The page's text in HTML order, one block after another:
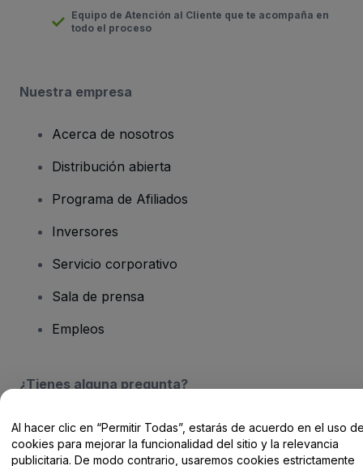
Equipo de Atención al Cliente que te acompaña en
todo el proceso
Nuestra empresa
Acerca de nosotros
Distribución abierta
Programa de Afiliados
Inversores
Servicio corporativo
Sala de prensa
Empleos
¿Tienes alguna pregunta?
Centro de Ayuda / Contacto
Al hacer clic en “Permitir Todas”, estarás de acuerdo en el uso
cookies para mejorar la funcionalidad del sitio y la relevancia
publicitaria. De modo contrario, usaremos cookies estrictamente